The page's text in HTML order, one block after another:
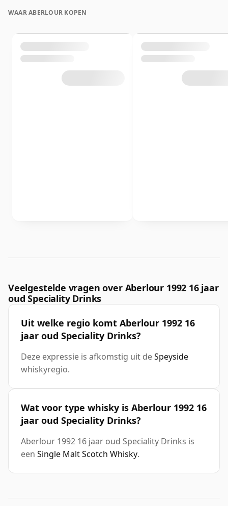
WAAR ABERLOUR KOPEN
Veelgestelde vragen over Aberlour 1992 16 jaar
oud Speciality Drinks
Uit welke regio komt Aberlour 1992 16
jaar oud Speciality Drinks?
Deze expressie is afkomstig uit deSpeyside
whiskyregio.
Wat voor type whisky is Aberlour 1992 16
jaar oud Speciality Drinks?
Aberlour 1992 16 jaar oud Speciality Drinks is
een Single Malt Scotch Whisky.